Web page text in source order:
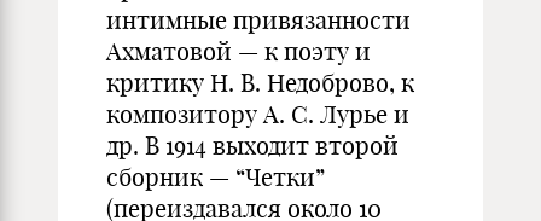
интимные привязанности
Ахматовой — к поэту и
критику Н. В. Недоброво, к
композитору А. С. Лурье и
др. В 1914 выходит второй
сборник — “Четки”
(переиздавался около 10